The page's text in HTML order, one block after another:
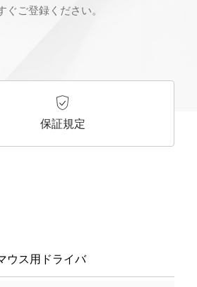
ご登録ください。
保証規定
ウス用ドライバ